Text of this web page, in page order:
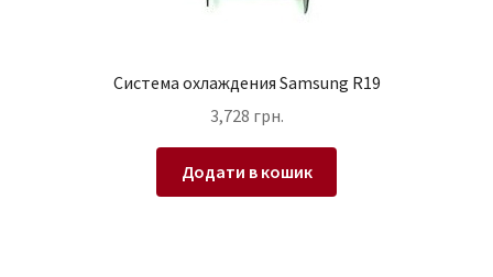
Система охлаждения Samsung R19
3,728 грн.
Додати в кошик